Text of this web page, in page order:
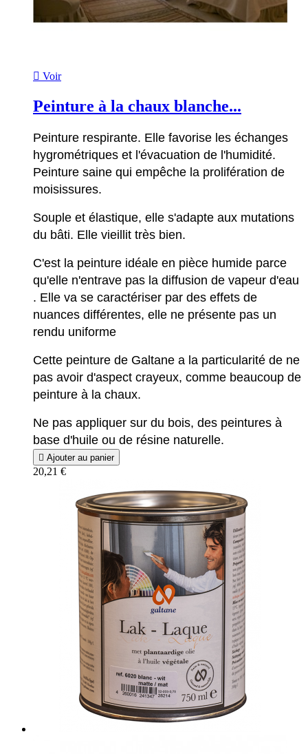
 Voir
Peinture à la chaux blanche...
Peinture respirante. Elle favorise les échanges
hygrométriques et l'évacuation de l'humidité.
Peinture saine qui empêche la prolifération de
moisissures.
Souple et élastique, elle s'adapte aux mutations
du bâti. Elle vieillit très bien.
C'est la peinture idéale en pièce humide parce
qu'elle n'entrave pas la diffusion de vapeur d'eau
. Elle va se caractériser par des effets de
nuances différentes, elle ne présente pas un
rendu uniforme
Cette peinture de Galtane a la particularité de ne
pas avoir d'aspect crayeux, comme beaucoup de
peinture à la chaux.
Ne pas appliquer sur du bois, des peintures à
base d'huile ou de résine naturelle.
 Ajouter au panier
20,21 €